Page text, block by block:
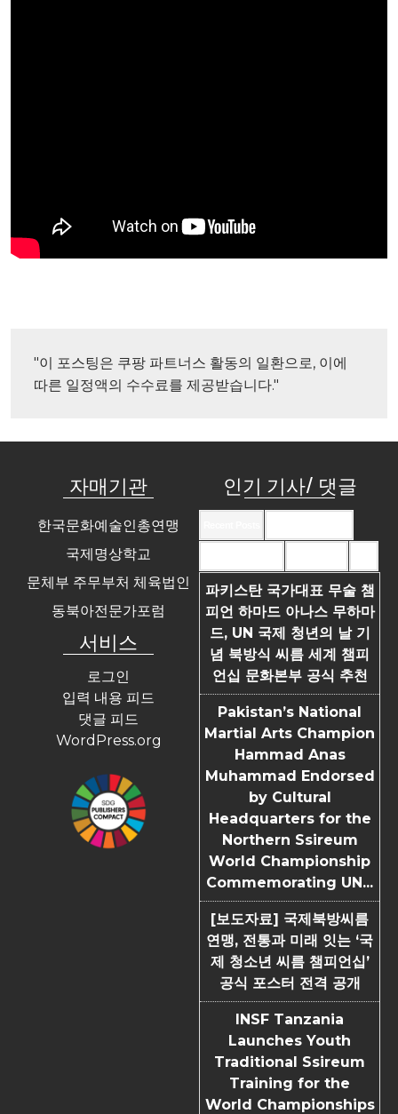
"이 포스팅은 쿠팡 파트너스 활동의 일환으로, 이에
따른 일정액의 수수료를 제공받습니다."
자매기관
한국문화예술인총연맹
국제명상학교
문체부 주무부처 체육법인
동북아전문가포럼
서비스
로그인
입력 내용 피드
댓글 피드
WordPress.org
인기 기사/ 댓글
파키스탄 국가대표 무술 챔
피언 하마드 아나스 무하마
드, UN 국제 청년의 날 기
념 북방식 씨름 세계 챔피
언십 문화본부 공식 추천
Pakistan’s National
Martial Arts Champion
Hammad Anas
Muhammad Endorsed
by Cultural
Headquarters for the
Northern Ssireum
World Championship
Commemorating UN...
[보도자료] 국제북방씨름
연맹, 전통과 미래 잇는 ‘국
제 청소년 씨름 챔피언십’
공식 포스터 전격 공개
INSF Tanzania
Launches Youth
Traditional Ssireum
Training for the
World Championships